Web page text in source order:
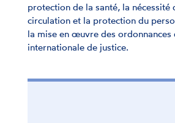
protection de la santé, la
circulation et la protection du
la mise en œuvre des ordonnances
internationale de justice.